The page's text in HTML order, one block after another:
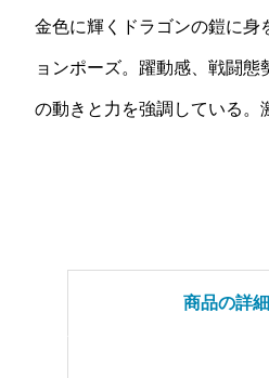
金色に輝くドラゴンの鎧に身
ョンポーズ。躍動感、戦闘
の動きと力を強調している。
商品の詳細